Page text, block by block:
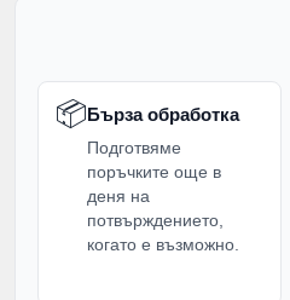
📦Бърза обработка
Подготвяме
поръчките още в
деня на
потвърждението,
когато е възможно.